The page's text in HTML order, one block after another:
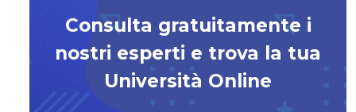
Consulta gratuitamente i
nostri esperti e trova la tua
Università Online